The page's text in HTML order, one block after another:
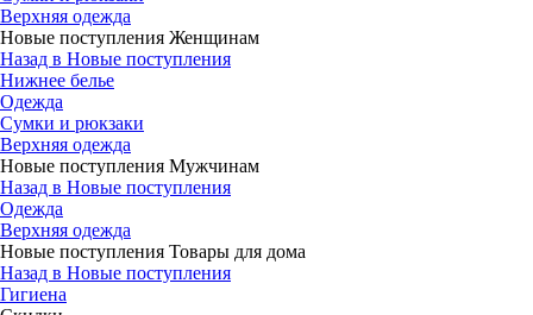
Верхняя одежда
Новые поступления Женщинам
Назад в Новые поступления
Нижнее белье
Одежда
Сумки и рюкзаки
Верхняя одежда
Новые поступления Мужчинам
Назад в Новые поступления
Одежда
Верхняя одежда
Новые поступления Товары для дома
Назад в Новые поступления
Гигиена